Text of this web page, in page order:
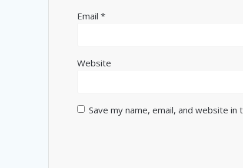
Email*
Website
Save my name, email, and website